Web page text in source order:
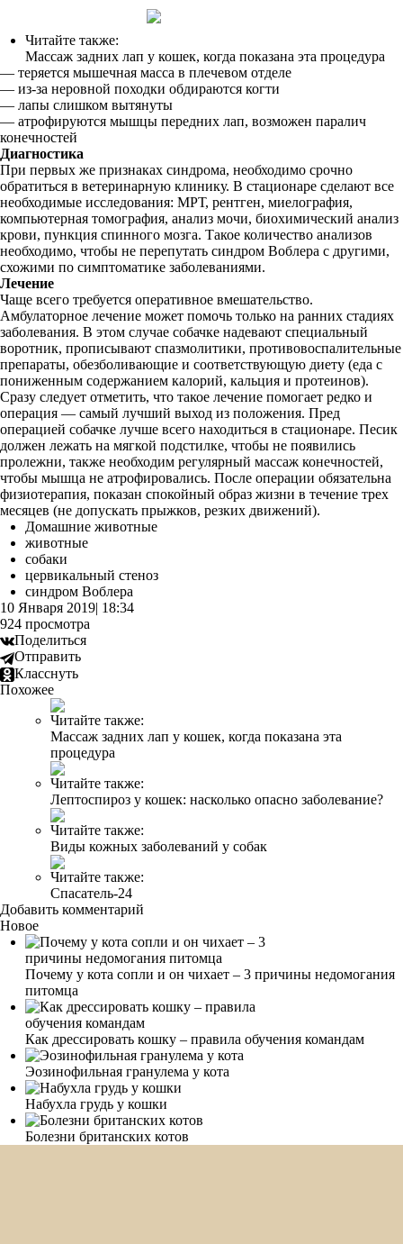
Читайте также:
Массаж задних лап у кошек, когда показана эта процедура
— теряется мышечная масса в плечевом отделе
— из-за неровной походки обдираются когти
— лапы слишком вытянуты
— атрофируются мышцы передних лап, возможен паралич
конечностей
Диагностика
При первых же признаках синдрома, необходимо срочно
обратиться в ветеринарную клинику. В стационаре сделают все
необходимые исследования: МРТ, рентген, миелография,
компьютерная томография, анализ мочи, биохимический анализ
крови, пункция спинного мозга. Такое количество анализов
необходимо, чтобы не перепутать синдром Воблера с другими,
схожими по симптоматике заболеваниями.
Лечение
Чаще всего требуется оперативное вмешательство.
Амбулаторное лечение может помочь только на ранних стадиях
заболевания. В этом случае собачке надевают специальный
воротник, прописывают спазмолитики, противовоспалительные
препараты, обезболивающие и соответствующую диету (еда с
пониженным содержанием калорий, кальция и протеинов).
Сразу следует отметить, что такое лечение помогает редко и
операция — самый лучший выход из положения. Пред
операцией собачке лучше всего находиться в стационаре. Песик
должен лежать на мягкой подстилке, чтобы не появились
пролежни, также необходим регулярный массаж конечностей,
чтобы мышца не атрофировались. После операции обязательна
физиотерапия, показан спокойный образ жизни в течение трех
месяцев (не допускать прыжков, резких движений).
Домашние животные
животные
собаки
цервикальный стеноз
синдром Воблера
10 Января 2019| 18:34
924 просмотра
Поделиться
Отправить
Класснуть
Похожее
Читайте также:
Массаж задних лап у кошек, когда показана эта
процедура
Читайте также:
Лептоспироз у кошек: насколько опасно заболевание?
Читайте также:
Виды кожных заболеваний у собак
Читайте также:
Спасатель-24
Добавить комментарий
Новое
Почему у кота сопли и он чихает – 3 причины недомогания
питомца
Как дрессировать кошку – правила обучения командам
Эозинофильная гранулема у кота
Набухла грудь у кошки
Болезни британских котов